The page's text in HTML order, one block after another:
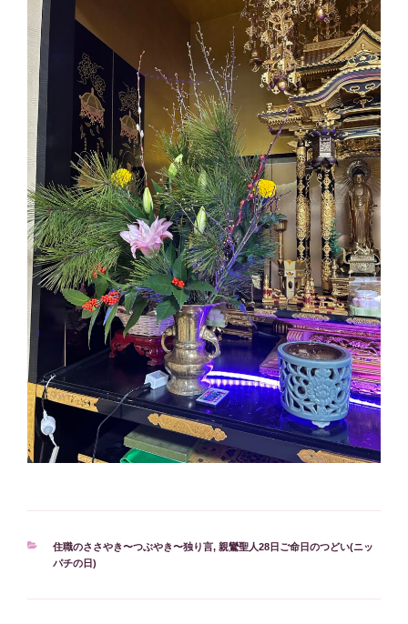
カ
テ
住職のささやき〜つぶやき〜独り言, 親鸞聖人28日ご命日のつどい(ニッ
パチの日)